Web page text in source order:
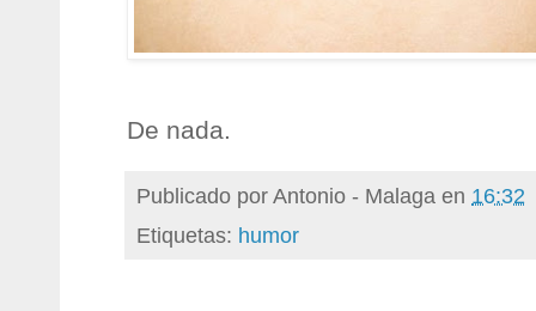
De nada.
Publicado porAntonio - Malaga en 16:32
Etiquetas: humor